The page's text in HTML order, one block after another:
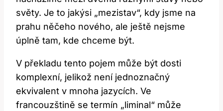
světy. Je to jakýsi „mezistav“,‍ kdy jsme na
‌prahu ⁢něčeho ⁣nového, ale ještě nejsme
úplně tam, kde chceme být.
V překladu tento pojem může být dosti
komplexní, jelikož není jednoznačný
ekvivalent v ‌mnoha jazycích. Ve
francouzštině‍ se termín „liminal“ může